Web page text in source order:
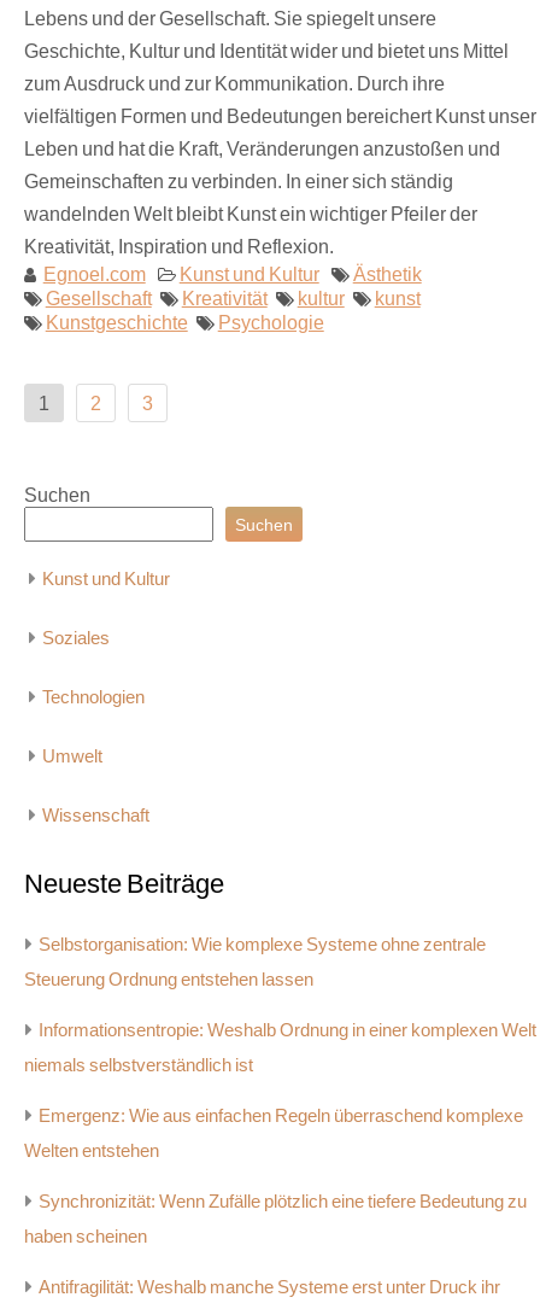
Lebens und der Gesellschaft. Sie spiegelt unsere
Geschichte, Kultur und Identität wider und bietet uns Mittel
zum Ausdruck und zur Kommunikation. Durch ihre
vielfältigen Formen und Bedeutungen bereichert Kunst unser
Leben und hat die Kraft, Veränderungen anzustoßen und
Gemeinschaften zu verbinden. In einer sich ständig
wandelnden Welt bleibt Kunst ein wichtiger Pfeiler der
Kreativität, Inspiration und Reflexion.
Egnoel.com
Kunst und Kultur
Ästhetik
Gesellschaft
Kreativität kultur
kunst
Kunstgeschichte
Psychologie
Seitennummerierung
der
1 2 3
Suchen
Suchen
Kunst und Kultur
Soziales
Technologien
Umwelt
Wissenschaft
Neueste Beiträge
Selbstorganisation: Wie komplexe Systeme ohne zentrale
Steuerung Ordnung entstehen lassen
Informationsentropie: Weshalb Ordnung in einer komplexen Welt
niemals selbstverständlich ist
Emergenz: Wie aus einfachen Regeln überraschend komplexe
Welten entstehen
Synchronizität: Wenn Zufälle plötzlich eine tiefere Bedeutung zu
haben scheinen
Antifragilität: Weshalb manche Systeme erst unter Druck ihr